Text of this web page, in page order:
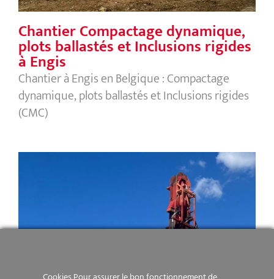
Chantier Compactage dynamique,
plots ballastés et Inclusions rigides
à Engis
Chantier à Engis en Belgique : Compactage
dynamique, plots ballastés et Inclusions rigides
(CMC)